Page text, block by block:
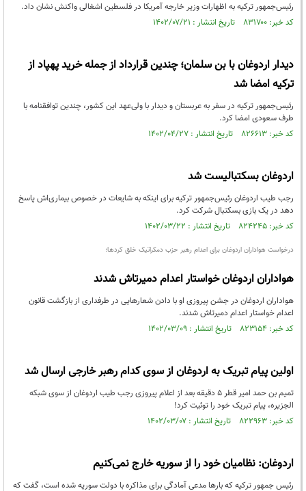
رئیس‌جمهور ترکیه به اظهارات وزیر خارجه آمریکا در فلسطین اشغالی واکنش نشان داد.
کد خبر: ۸۳۱۷۰۰ تاریخ انتشار : ۱۴۰۲/۰۷/۲۱
دیدار اردوغان با بن سلمان؛ چندین قرارداد از جمله خرید پهپاد از
ترکیه امضا شد
رئیس‌جمهور ترکیه در سفر به عربستان و دیدار با ولی‌عهد این کشور، چندین توافقنامه با
طرف سعودی امضا کرد.
کد خبر: ۸۲۶۶۱۳ تاریخ انتشار : ۱۴۰۲/۰۴/۲۷
اردوغان بسکتبالیست شد
رجب طیب اردوغان رئیس‌جمهور ترکیه برای اینکه به شایعات در خصوص بیماری‌اش پاسخ
دهد در یک بازی بسکتبال شرکت کرد.
کد خبر: ۸۲۴۲۴۵ تاریخ انتشار : ۱۴۰۲/۰۳/۲۲
درخواست هواداران اردوغان برای اعدام رهبر حزب دمکراتیک خلق کردها؛
هواداران اردوغان خواستار اعدام دمیرتاش شدند
هواداران اردوغان در جشن پیروزی او با دادن شعارهایی در طرفداری از بازگشت قانون
اعدام خواستار اعدام دمیرتاش شدند.
کد خبر: ۸۲۳۱۵۴ تاریخ انتشار : ۱۴۰۲/۰۳/۰۹
اولین پیام تبریک به اردوغان از سوی کدام رهبر خارجی ارسال شد
تمیم بن حمد امیر قطر ۵ دقیقه بعد از اعلام پیروزی رجب طیب اردوغان از سوی شبکه
الجزیره، پیام تبریک خود را توئیت کرد!
کد خبر: ۸۲۲۹۶۳ تاریخ انتشار : ۱۴۰۲/۰۳/۰۷
اردوغان: نظامیان خود را از سوریه خارج نمی‌کنیم
رئیس جمهور ترکیه که بارها مدعی آمادگی برای مذاکره با دولت سوریه شده است، گفت که